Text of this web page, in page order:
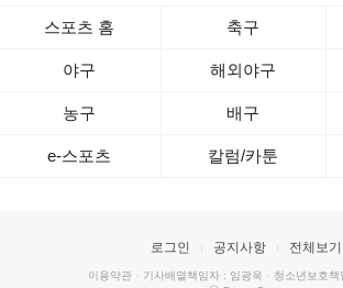
스포츠 홈 축구
야구 해외야구
농구 배구
e-스포츠 칼럼/카툰
로그인 공지사항 전체보기
이용약관 · 기사배열책임자 : 임광욱 · 청소년보호책